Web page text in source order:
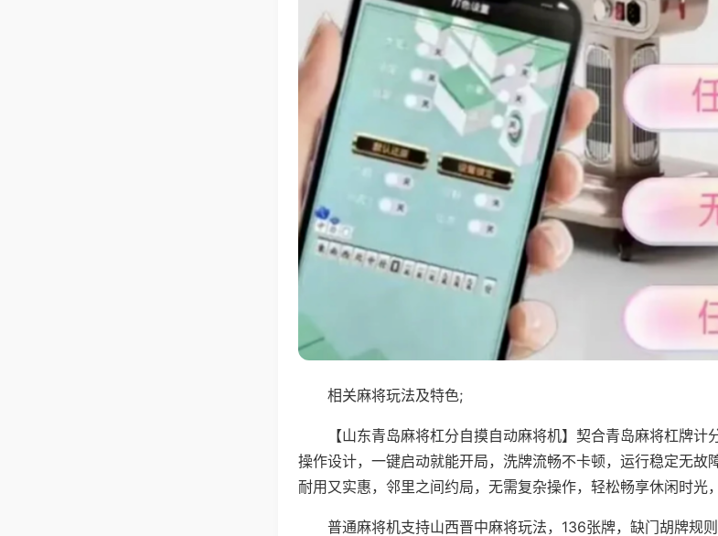
相关麻将玩法及特色;
【山东青岛麻将杠分自摸自动麻将机】契合青岛麻将杠牌
操作设计，一键启动就能开局，洗牌流畅不卡顿，运行稳定无故
耐用又实惠，邻里之间约局，无需复杂操作，轻松畅享休闲时光
普通麻将机支持山西晋中麻将玩法，136张牌，缺门胡牌规